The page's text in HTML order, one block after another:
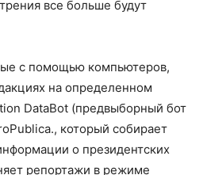
все больше будут
с помощью компьютеров,
на определенном
DataBot (предвыборный бот
который собирает
о президентских
репортажи в режиме